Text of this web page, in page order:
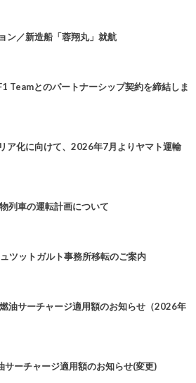
ン／新造船「蓉翔丸」就航
Teamとのパートナーシップ契約を締結しま
ア化に向けて、2026年7月よりヤマト運輸
列車の運転計画について
ツットガルト事務所移転のご案内
油サーチャージ適用額のお知らせ（2026年
ーチャージ適用額のお知らせ(変更)